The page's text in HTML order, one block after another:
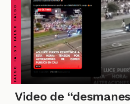
Video de